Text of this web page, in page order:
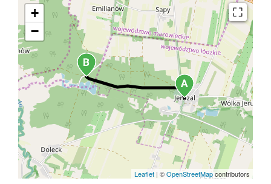
+
−
Leaflet | ©OpenStreetMapcontributors